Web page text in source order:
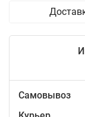
Самовывоз